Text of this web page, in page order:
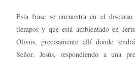
Esta frase se encuentra en el
tiempos y que está ambientado en
Olivos, precisamente allí donde
Señor. Jesús, respondiendo a una